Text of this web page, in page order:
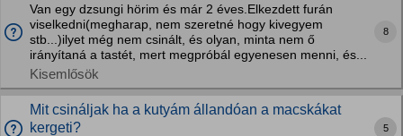
Van egy dzsungi hörim és már 2 éves.Elkezdett furán
viselkedni(megharap, nem szeretné hogy kivegyem
stb...)ilyet még nem csinált, és olyan, minta nem ő
irányítaná a tastét, mert megpróbál egyenesen menni, és...
Kisemlősök
8
Mit csináljak ha a kutyám állandóan a macskákat
kergeti?
5